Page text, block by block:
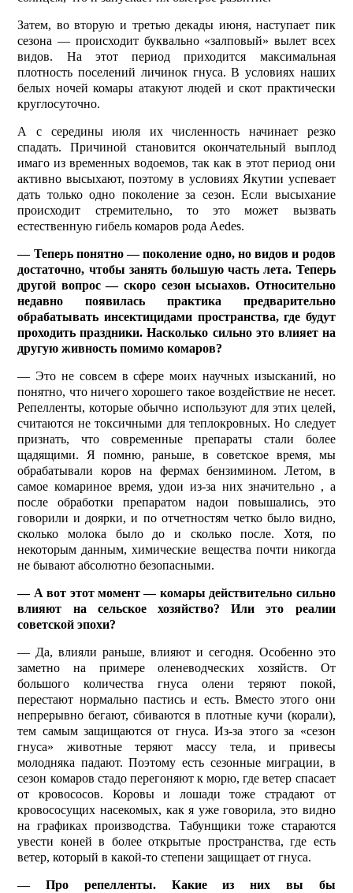
Затем, во вторую и третью декады июня, наступает пик
сезона — происходит буквально «зал­повый» вылет всех
видов. На этот период приходится максимальная
плотность поселений личинок гнуса. В условиях наших
белых ночей комары атакуют людей и скот прак­тически
круглосуточно.
А с середины июля их численность начинает резко
спадать. Причиной становится окончательный выплод
имаго из временных водоемов, так как в этот период они
активно высыхают, поэтому в условиях Якутии успевает
дать только одно поколение за сезон. Если высыхание
происходит стремительно, то это может вызвать
естественную гибель комаров рода Aedes.
— Теперь понятно — поколение одно, но видов и родов
достаточно, чтобы занять большую часть лета. Теперь
другой вопрос — скоро сезон ысыахов. Относительно
недавно появи­лась практика предварительно
обрабатывать инсектицидами пространства, где будут
проходить праздники. Насколько сильно это влияет на
другую живность помимо комаров?
— Это не совсем в сфере моих научных изысканий, но
понятно, что ничего хорошего такое воздействие не несет.
Репелленты, которые обычно используют для этих целей,
считаются не токсичными для теплокровных. Но следует
признать, что современные препараты стали более
щадящими. Я помню, раньше, в советское время, мы
обрабатывали коров на фермах бензимином. Летом, в
самое комариное время, удои из-за них значительно , а
после обработки препаратом надои повышались, это
говорили и доярки, и по отчетностям четко было видно,
сколько молока было до и сколько после. Хотя, по
некоторым данным, химические вещества почти никогда
не бывают абсолютно безопасными.
— А вот этот момент — комары действительно сильно
влияют на сельское хозяйство? Или это реалии
советской эпохи?
— Да, влияли раньше, влияют и сегодня. Особенно это
заметно на примере оленеводческих хозяйств. От
большого количества гнуса олени теряют покой,
перестают нормально пастись и есть. Вместо этого они
непрерывно бегают, сбиваются в плотные кучи (корали),
тем самым защищаются от гнуса. Из-за этого за «сезон
гнуса» животные теряют массу тела, и привесы
молодняка падают. Поэтому есть сезонные миграции, в
сезон комаров стадо перегоняют к морю, где ветер спасает
от кровососов. Коровы и лошади тоже страдают от
кровососущих насекомых, как я уже говорила, это видно
на графиках производства. Табунщики тоже стараются
увести коней в более открытые пространства, где есть
ветер, который в какой-то степени защищает от гнуса.
— Про репелленты. Какие из них вы бы